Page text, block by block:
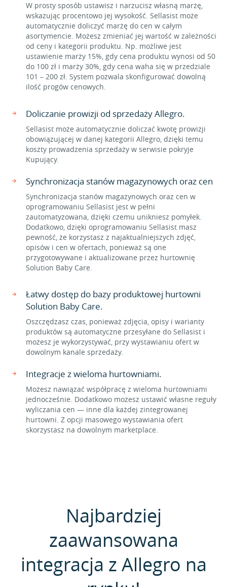
W prosty sposób ustawisz i narzucisz własną marżę,
wskazując procentowo jej wysokość. Sellasist może
automatycznie doliczyć marżę do cen w całym
asortymencie. Możesz zmieniać jej wartość w zależności
od ceny i kategorii produktu. Np. możliwe jest
ustawienie marży 15%, gdy cena produktu wynosi od 50
do 100 zł i marży 30%, gdy cena waha się w przedziale
101 – 200 zł. System pozwala skonfigurować dowolną
ilość progów cenowych.
Doliczanie prowizji od sprzedaży Allegro.
Sellasist może automatycznie doliczać kwotę prowizji
obowiązującej w danej kategorii Allegro, dzięki temu
koszty prowadzenia sprzedaży w serwisie pokryje
Kupujący.
Synchronizacja stanów magazynowych oraz cen
Synchronizacja stanów magazynowych oraz cen w
oprogramowaniu Sellasist jest w pełni
zautomatyzowana, dzięki czemu unikniesz pomyłek.
Dodatkowo, dzięki oprogramowaniu Sellasist masz
pewność, że korzystasz z najaktualniejszych zdjęć,
opisów i cen w ofertach, ponieważ są one
przygotowywane i aktualizowane przez hurtownię
Solution Baby Care.
Łatwy dostęp do bazy produktowej hurtowni
Solution Baby Care.
Oszczędzasz czas, ponieważ zdjęcia, opisy i warianty
produktów są automatyczne przesyłane do Sellasist i
możesz je wykorzystywać, przy wystawianiu ofert w
dowolnym kanale sprzedaży.
Integracje z wieloma hurtowniami.
Możesz nawiązać współpracę z wieloma hurtowniami
jednocześnie. Dodatkowo możesz ustawić własne reguły
wyliczania cen — inne dla każdej zintegrowanej
hurtowni. Z opcji masowego wystawiania ofert
skorzystasz na dowolnym marketplace.
Najbardziej
zaawansowana
integracja z Allegro na